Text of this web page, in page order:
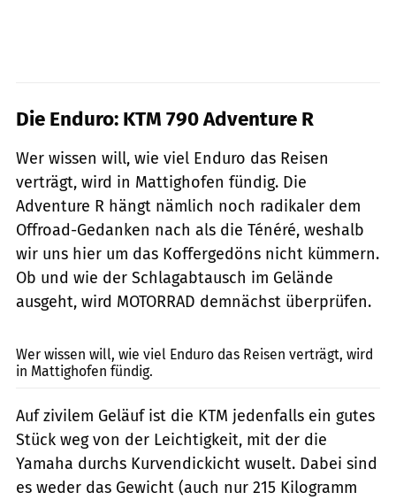
Die Enduro: KTM 790 Adventure R
Wer wissen will, wie viel Enduro das Reisen
verträgt, wird in Mattighofen fündig. Die
Adventure R hängt nämlich noch radikaler dem
Offroad-Gedanken nach als die Ténéré, weshalb
wir uns hier um das Koffergedöns nicht kümmern.
Ob und wie der Schlagabtausch im Gelände
ausgeht, wird MOTORRAD demnächst überprüfen.
Wer wissen will, wie viel Enduro das Reisen verträgt, wird
in Mattighofen fündig.
Auf zivilem Geläuf ist die KTM jedenfalls ein gutes
Stück weg von der Leichtigkeit, mit der die
Yamaha durchs Kurvendickicht wuselt. Dabei sind
es weder das Gewicht (auch nur 215 Kilogramm